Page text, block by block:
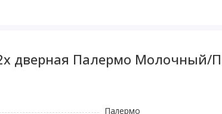
дверная Палермо Молочный/
Палермо